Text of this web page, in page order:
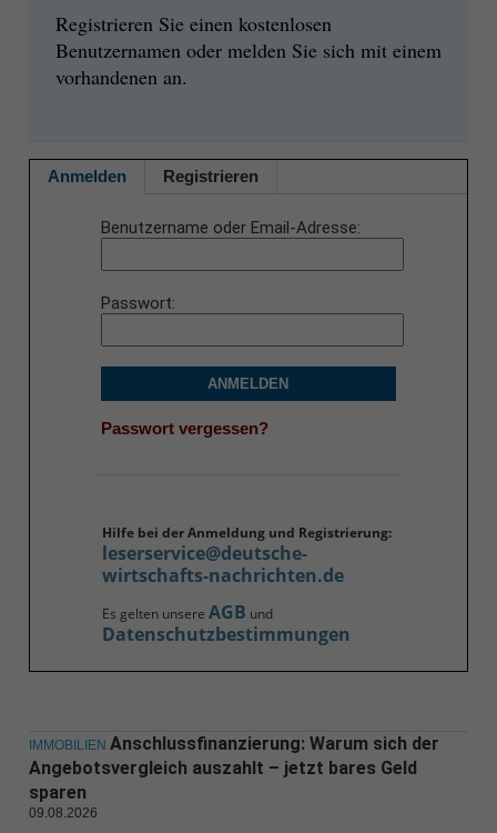
Registrieren Sie einen kostenlosen
Benutzernamen oder melden Sie sich mit einem
vorhandenen an.
Anmelden Registrieren
Benutzername oder Email-Adresse
Passwort
ANMELDEN
Passwort vergessen?
Hilfe bei der Anmeldung und Registrierung:
leserservice@deutsche-
wirtschafts-nachrichten.de
Es gelten unsere AGB und
Datenschutzbestimmungen
IMMOBILIEN Anschlussfinanzierung: Warum sich der
Angebotsvergleich auszahlt – jetzt bares Geld
sparen
09.08.2026